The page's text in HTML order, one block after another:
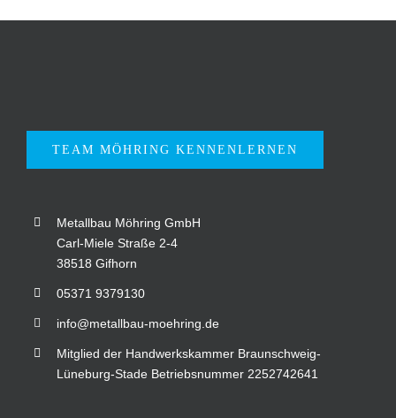
TEAM MÖHRING KENNENLERNEN
Metallbau Möhring GmbH
Carl-Miele Straße 2-4
38518 Gifhorn
05371 9379130
info@metallbau-moehring.de
Mitglied der Handwerkskammer Braunschweig-
Lüneburg-Stade Betriebsnummer 2252742641